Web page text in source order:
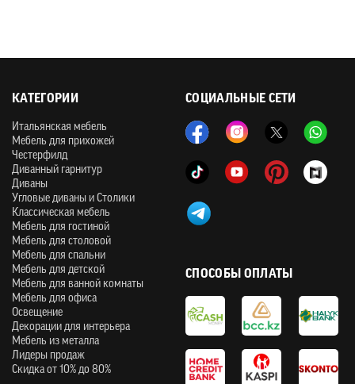
СОЦИАЛЬНЫЕ СЕТИ
КАТЕГОРИИ
Итальянская мебель
Мебель для прихожей
Честерфилд
Диванный гарнитур
Диваны
Угловые диваны и Столики
Классическая мебель
Мебель для гостиной
Мебель для столовой
Мебель для спальни
Мебель для детской
Мебель для ванной комнаты
Мебель для офиса
Освещение
Декорации для интерьера
Мебель из металла
Лидеры продаж
Скидка от 10% до 80%
СПОСОБЫ ОПЛАТЫ